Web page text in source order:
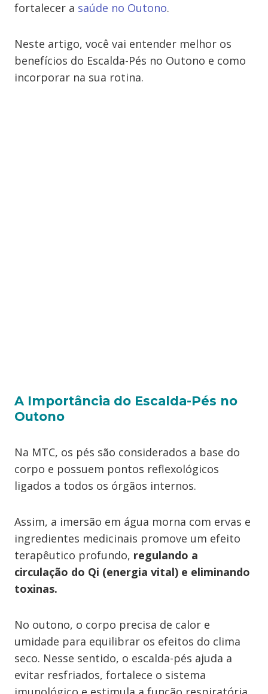
fortalecer a saúde no Outono.
Neste artigo, você vai entender melhor os
benefícios do Escalda-Pés no Outono e como
incorporar na sua rotina.
A Importância do Escalda-Pés no
Outono
Na MTC, os pés são considerados a base do
corpo e possuem pontos reflexológicos
ligados a todos os órgãos internos.
Assim, a imersão em água morna com ervas e
ingredientes medicinais promove um efeito
terapêutico profundo, regulando a
circulação do Qi (energia vital) e eliminando
toxinas.
No outono, o corpo precisa de calor e
umidade para equilibrar os efeitos do clima
seco. Nesse sentido, o escalda-pés ajuda a
evitar resfriados, fortalece o sistema